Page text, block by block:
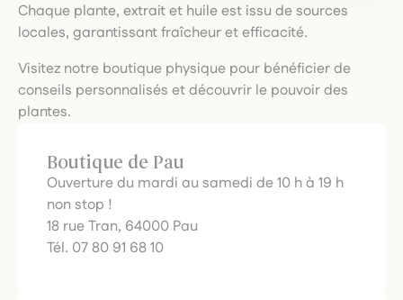
Chaque plante, extrait et huile est issu de sources
locales, garantissant fraîcheur et efficacité.
Visitez notre boutique physique pour bénéficier de
conseils personnalisés et découvrir le pouvoir des
plantes.
Boutique de Pau
Ouverture du mardi au samedi de 10 h à 19 h
non stop !
18 rue Tran, 64000 Pau
Tél. 07 80 91 68 10